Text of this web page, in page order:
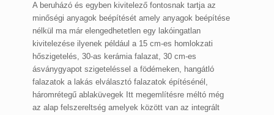
A beruházó és egyben kivitelező fontosnak tartja az
minőségi anyagok beépítését amely anyagok beépítése
nélkül ma már elengedhetetlen egy lakóingatlan
kivitelezése ilyenek például a 15 cm-es homlokzati
hőszigetelés, 30-as kerámia falazat, 30 cm-es
ásványgyapot szigeteléssel a födémeken, hangátló
falazatok a lakás elválasztó falazatok építésénél,
háromrétegű ablaküvegek Itt megemlítésre méltó még
az alap felszereltség amelyek között van az integrált